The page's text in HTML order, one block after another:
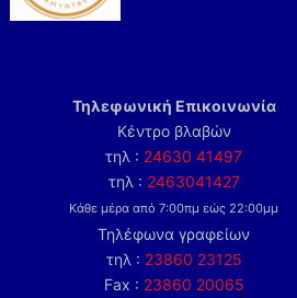
Τηλεφωνική Επικοινωνία
Κέντρο βλαβών
τηλ : 24630 41497
τηλ : 2463041427
Κάθε μέρα από 7:00πμ εώς 22:00μμ
Τηλέφωνα γραφείων
τηλ : 23860 23125
Fax : 23860 20065